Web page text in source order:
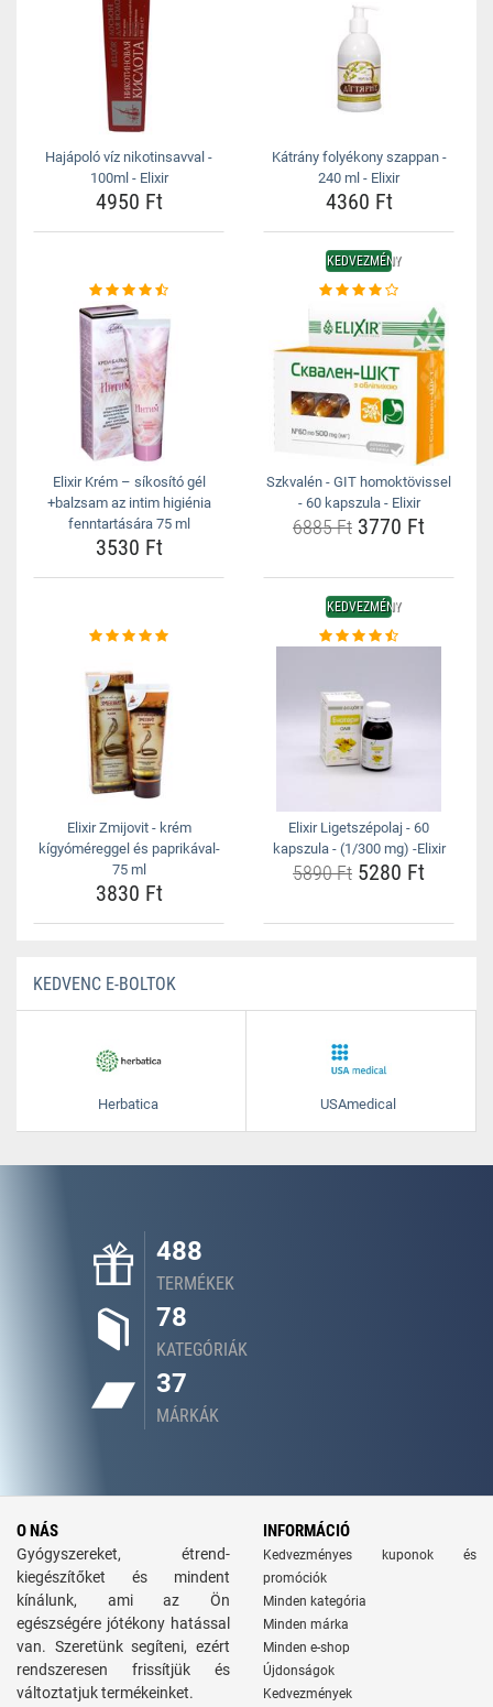
Hajápoló víz nikotinsavval -
100ml - Elixir
4950 Ft
Kátrány folyékony szappan -
240 ml - Elixir
4360 Ft
Elixir Krém – síkosító gél
+balzsam az intim higiénia
fenntartására 75 ml
3530 Ft
KEDVEZMÉNY
Szkvalén - GIT homoktövissel
- 60 kapszula - Elixir
6885 Ft 3770 Ft
Elixir Zmijovit - krém
kígyóméreggel és paprikával-
75 ml
3830 Ft
KEDVEZMÉNY
Elixir Ligetszépolaj - 60
kapszula - (1/300 mg) -Elixir
5890 Ft 5280 Ft
KEDVENC E-BOLTOK
Herbatica USAmedical
488
TERMÉKEK
78
KATEGÓRIÁK
37
MÁRKÁK
O NÁS
Gyógyszereket, étrend-
kiegészítőket és mindent
kínálunk, ami az Ön
egészségére jótékony hatással
van. Szeretünk segíteni, ezért
rendszeresen frissítjük és
változtatjuk termékeinket.
INFORMÁCIÓ
Kedvezményes kuponok és
promóciók
Minden kategória
Minden márka
Minden e-shop
Újdonságok
Kedvezmények